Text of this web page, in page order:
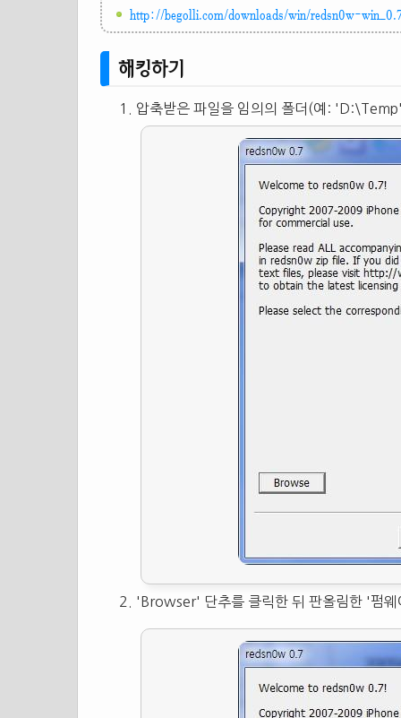
http://begolli.com/downloads/win/redsn0w-
해킹하기
압축받은 파일을 임의의 폴더(예:
'Browser' 단추를 클릭한 뒤 판올림한 '펌